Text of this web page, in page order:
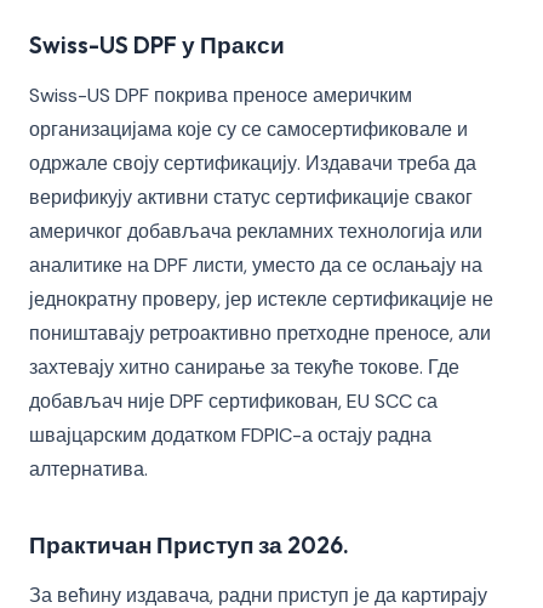
Swiss-US DPF у Пракси
Swiss-US DPF покрива преносе америчким
организацијама које су се самосертификовале и
одржале своју сертификацију. Издавачи треба да
верификују активни статус сертификације сваког
америчког добављача рекламних технологија или
аналитике на DPF листи, уместо да се ослањају на
једнократну проверу, јер истекле сертификације не
поништавају ретроактивно претходне преносе, али
захтевају хитно санирање за текуће токове. Где
добављач није DPF сертификован, EU SCC са
швајцарским додатком FDPIC-а остају радна
алтернатива.
Практичан Приступ за 2026.
За већину издавача, радни приступ је да картирају